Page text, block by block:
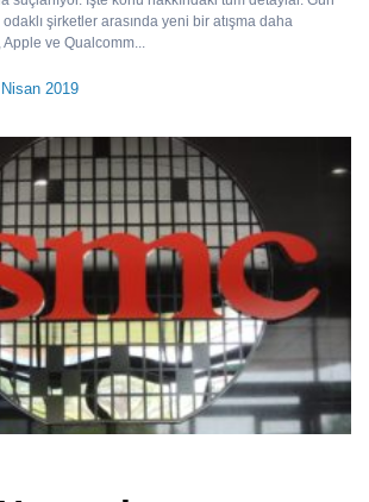
şirketler arasında yeni bir atışma daha
Apple ve Qualcomm...
Nisan 2019